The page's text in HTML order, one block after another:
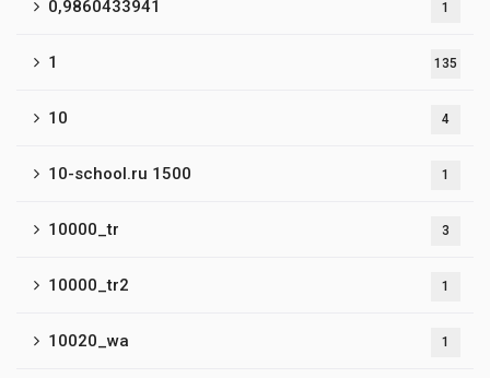
0,9860433941 1
1 135
10 4
10-school.ru 1500 1
10000_tr 3
10000_tr2 1
10020_wa 1